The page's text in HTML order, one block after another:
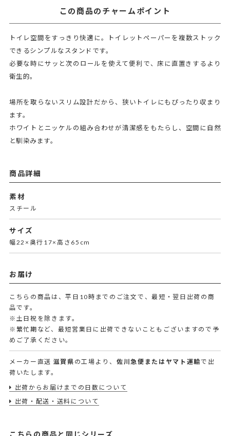
この商品のチャームポイント
トイレ空間をすっきり快適に。トイレットペーパーを複数ストック
できるシンプルなスタンドです。
必要な時にサッと次のロールを使えて便利で、床に直置きするより
衛生的。
場所を取らないスリム設計だから、狭いトイレにもぴったり収まり
ます。
ホワイトとニッケルの組み合わせが清潔感をもたらし、空間に自然
と馴染みます。
商品詳細
素材
スチール
サイズ
幅22×奥行17×高さ65cm
お届け
こちらの商品は、平日10時までのご注文で、最短・翌日出荷の商
品です。
※土日祝を除きます。
※繁忙期など、最短営業日に出荷できないこともございますので予
めご了承ください。
メーカー直送 滋賀県 の工場より、 佐川急便またはヤマト運輸で出
荷いたします。
出荷からお届けまでの日数について
出荷・配送・送料について